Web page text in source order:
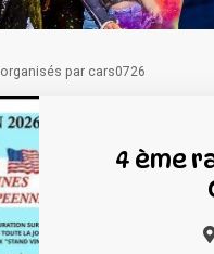
organisés par cars0726
4 ème